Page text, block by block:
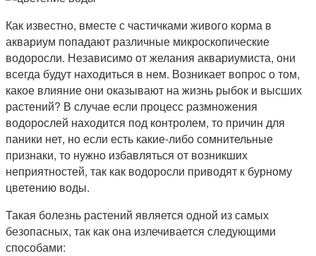
Как известно, вместе с частичками живого корма в
аквариум попадают различные микроскопические
водоросли. Независимо от желания аквариумиста, они
всегда будут находиться в нем. Возникает вопрос о том,
какое влияние они оказывают на жизнь рыбок и высших
растений? В случае если процесс размножения
водорослей находится под контролем, то причин для
паники нет, но если есть какие-либо сомнительные
признаки, то нужно избавляться от возникших
неприятностей, так как водоросли приводят к бурному
цветению воды.
Такая болезнь растений является одной из самых
безопасных, так как она излечивается следующими
способами: